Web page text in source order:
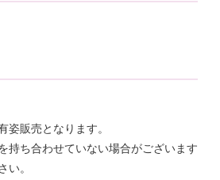
姿販売となります。
持ち合わせていない場合がございます
い。